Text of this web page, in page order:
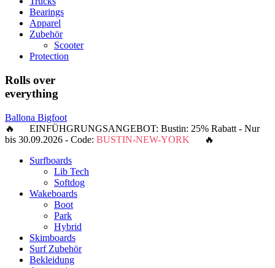
Bearings
Apparel
Zubehör
Scooter
Protection
Rolls over
everything
Ballona Bigfoot
🔥 EINFÜHGRUNGSANGEBOT: Bustin: 25% Rabatt - Nur
bis 30.09.2026 - Code: BUSTIN-NEW-YORK 🔥
Surfboards
Lib Tech
Softdog
Wakeboards
Boot
Park
Hybrid
Skimboards
Surf Zubehör
Bekleidung